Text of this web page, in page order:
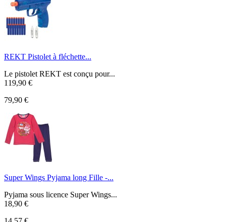
REKT Pistolet à fléchette...
Le pistolet REKT est conçu pour...
119,90 €
79,90 €
Super Wings Pyjama long Fille -...
Pyjama sous licence Super Wings...
18,90 €